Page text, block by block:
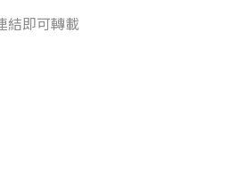
結即可轉載